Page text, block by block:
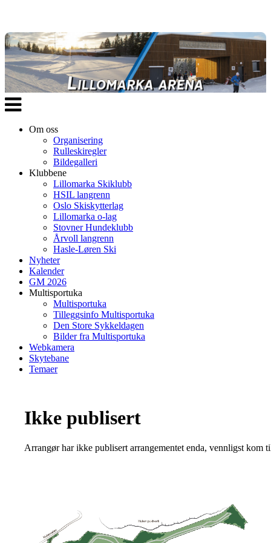
Veksle
navigasjon
Om oss
Organisering
Rulleskiregler
Bildegalleri
Klubbene
Lillomarka Skiklubb
HSIL langrenn
Oslo Skiskytterlag
Lillomarka o-lag
Stovner Hundeklubb
Årvoll langrenn
Hasle-Løren Ski
Nyheter
Kalender
GM 2026
Multisportuka
Multisportuka
Tilleggsinfo Multisportuka
Den Store Sykkeldagen
Bilder fra Multisportuka
Webkamera
Skytebane
Temaer
Ikke publisert
Arrangør har ikke publisert arrangementet enda, vennligst kom